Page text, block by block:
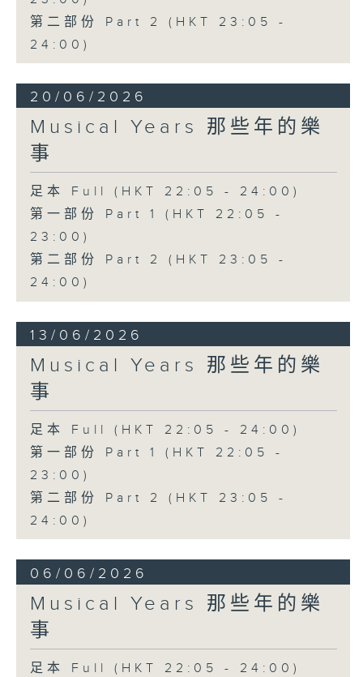
第二部份 Part 2 (HKT 23:05 -
24:00)
20/06/2026
Musical Years 那些年的樂
事
足本 Full (HKT 22:05 - 24:00)
第一部份 Part 1 (HKT 22:05 -
23:00)
第二部份 Part 2 (HKT 23:05 -
24:00)
13/06/2026
Musical Years 那些年的樂
事
足本 Full (HKT 22:05 - 24:00)
第一部份 Part 1 (HKT 22:05 -
23:00)
第二部份 Part 2 (HKT 23:05 -
24:00)
06/06/2026
Musical Years 那些年的樂
事
足本 Full (HKT 22:05 - 24:00)